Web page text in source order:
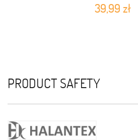
39,99 zł
PRODUCT SAFETY